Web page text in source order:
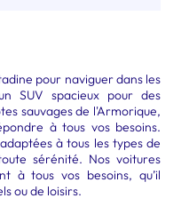
pour naviguer dans les
SUV spacieux pour des
sauvages de l'Armorique,
à tous vos besoins.
à tous les types de
sérénité. Nos voitures
à tous vos besoins, qu’il
ou de loisirs.